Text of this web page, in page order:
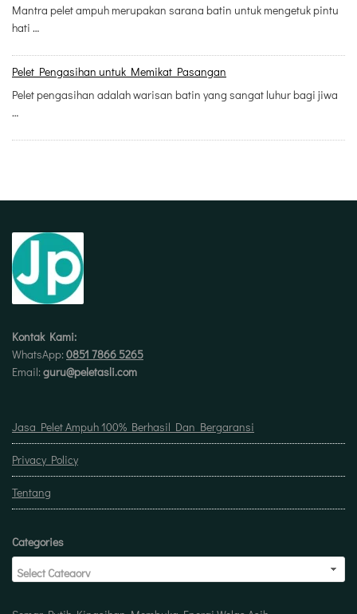
Mantra pelet ampuh merupakan sarana batin untuk mengetuk pintu
hati …
Pelet Pengasihan untuk Memikat Pasangan
Pelet pengasihan adalah warisan batin yang sangat luhur bagi jiwa
…
Kontak Kami:
WhatsApp: 0851 7866 5265
Email: guru@peletasli.com
Jasa Pelet Ampuh 100% Berhasil Dan Bergaransi
Privacy Policy
Tentang
Categories